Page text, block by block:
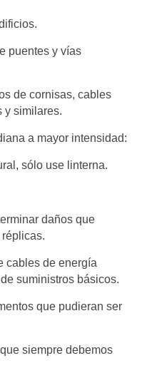
puentes y vías
de cornisas, cables
y similares.
a mayor intensidad:
sólo use linterna.
daños que
cables de energía
suministros básicos.
que pudieran ser
siempre debemos